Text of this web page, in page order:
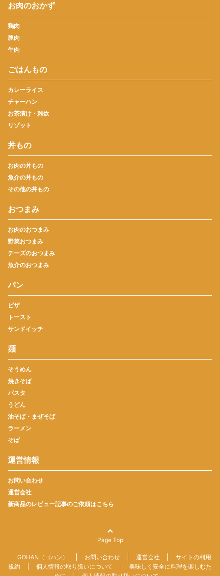
お肉のおかず
鶏肉
豚肉
牛肉
ごはんもの
カレーライス
チャーハン
お茶漬け・雑炊
リゾット
丼もの
お肉の丼もの
魚介の丼もの
その他の丼もの
おつまみ
お肉のおつまみ
野菜おつまみ
チーズのおつまみ
魚介のおつまみ
パン
ピザ
トースト
サンドイッチ
麺
そうめん
焼きそば
パスタ
うどん
油そば・まぜそば
ラーメン
そば
運営情報
お問い合わせ
運営会社
新商品のレビュー記事のご依頼はこちら
Page Top
GOHAN（ゴハン） お問い合わせ 運営会社
サイトの利用
規約
個人情報の取り扱いについて
美味しく安全に料理を楽しむた